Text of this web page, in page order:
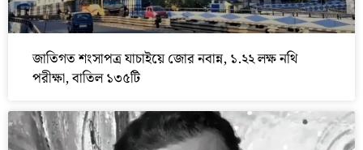
জাতিগত শংসাপত্র যাচাইয়ে জোর নবান্ন, ১.২২ লক্ষ নথি
পরীক্ষা, বাতিল ১৩৫টি